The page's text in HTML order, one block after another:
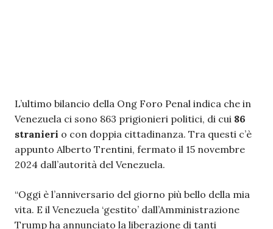
L’ultimo bilancio della Ong Foro Penal indica che in
Venezuela ci sono 863 prigionieri politici, di cui 86
stranieri o con doppia cittadinanza. Tra questi c’è
appunto Alberto Trentini, fermato il 15 novembre
2024 dall’autorità del Venezuela.
“Oggi è l’anniversario del giorno più bello della mia
vita. E il Venezuela ‘gestito’ dall’Amministrazione
Trump ha annunciato la liberazione di tanti